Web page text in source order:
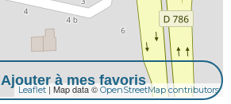
Leaflet| Map data © OpenStreetMap contributors
Ajouter à mes favoris